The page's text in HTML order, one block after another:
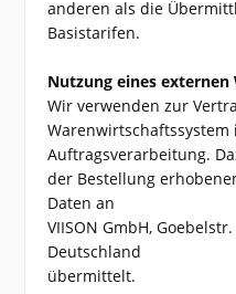
anderen als die
Basistarifen.
Nutzung eines
Wir verwenden zur
Warenwirtschaftssystem
Auftragsverarbeitung.
der Bestellung
Daten an
VIISON GmbH,
Deutschland
übermittelt.